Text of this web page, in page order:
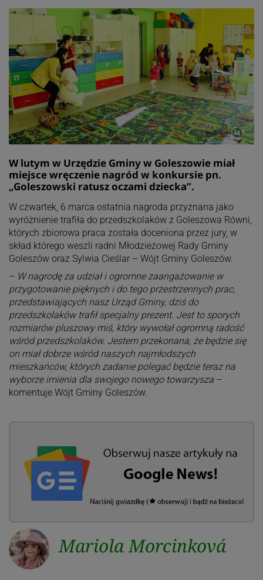
W lutym w Urzędzie Gminy w Goleszowie miał
miejsce wręczenie nagród w konkursie pn.
„Goleszowski ratusz oczami dziecka”.
W czwartek, 6 marca ostatnia nagroda przyznana jako
wyróżnienie trafiła do przedszkolaków z Goleszowa Równi,
których zbiorowa praca została doceniona przez jury, w
skład którego weszli radni Młodzieżowej Rady Gminy
Goleszów oraz Sylwia Cieślar – Wójt Gminy Goleszów.
– W nagrodę za udział i ogromne zaangażowanie w
przygotowanie pięknych i do tego przestrzennych prac,
przedstawiających nasz Urząd Gminy, dziś do
przedszkolaków trafił specjalny prezent. Jest to sporych
rozmiarów pluszowy miś, który wywołał ogromną radość
wśród przedszkolaków. Jestem przekonana, że będzie się
on miał dobrze wśród naszych najmłodszych
mieszkańców, których zadanie polegać będzie teraz na
wyborze imienia dla swojego nowego towarzysza–
komentuje Wójt Gminy Goleszów.
Mariola Morcinková